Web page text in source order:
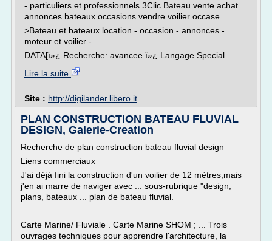
- particuliers et professionnels 3Clic Bateau vente achat
annonces bateaux occasions vendre voilier occase ...
>Bateau et bateaux location - occasion - annonces -
moteur et voilier -...
DATA[ï»¿ Recherche: avancee ï»¿ Langage Special...
Lire la suite
Site : http://digilander.libero.it
PLAN CONSTRUCTION BATEAU FLUVIAL
DESIGN, Galerie-Creation
Recherche de plan construction bateau fluvial design
Liens commerciaux
J'ai déjà fini la construction d'un voilier de 12 mètres,mais
j'en ai marre de naviger avec ... sous-rubrique "design,
plans, bateaux ... plan de bateau fluvial.
Carte Marine/ Fluviale . Carte Marine SHOM ; ... Trois
ouvrages techniques pour apprendre l'architecture, la